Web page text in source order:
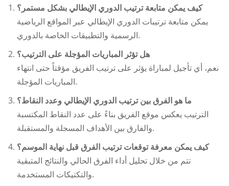
كيف يمكن متابعة ترتيب الدوري الإيطالي بشكل مستمر؟
يمكن متابعة ترتيبات الدوري الإيطالي عبر المواقع الرياضية
الرسمية والتطبيقات الخاصة بالدوري.
هل تؤثر المباريات المؤجلة على الترتيب؟
نعم، أي تأجيل لمباراة يؤثر على ترتيب الفريق مؤقتاً حتى انتهاء
المباريات المؤجلة.
ما هو الفرق بين ترتيب الدوري الإيطالي وعدد النقاط؟
الترتيب يعكس موقع الفريق بناءً على عدد النقاط المكتسبة
والفارق بين الأهداف المسجلة والمستقبلة.
كيف يمكن معرفة توقعات ترتيب الفرق قبل نهاية الموسم؟
تتم من خلال تحليل أداء الفرق الحالي والنتائج المتبقية
والتكتيكات المستخدمة.